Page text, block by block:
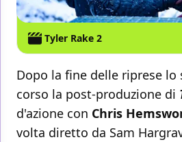
Tyler Rake 2
Dopo la fine delle riprese lo
corso la post-produzione di
d'azione con Chris
volta diretto da Sam